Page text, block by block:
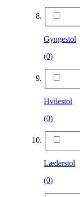
Gyngestol
(0)
Hvilestol
(0)
Læderstol
(0)